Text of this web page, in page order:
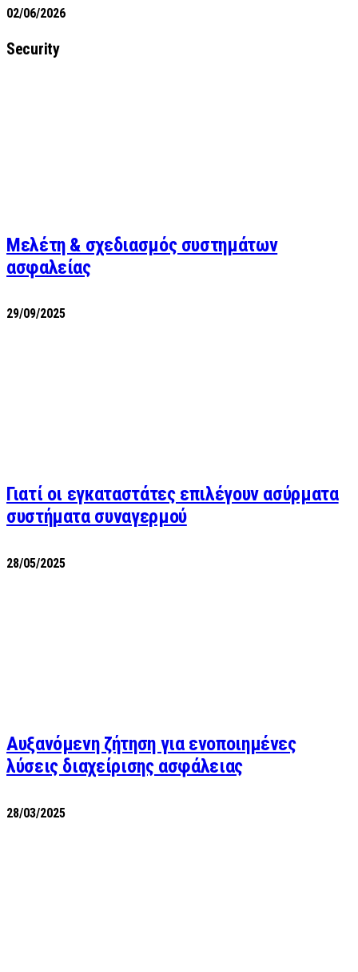
02/06/2026
Security
Μελέτη & σχεδιασμός συστημάτων
ασφαλείας
29/09/2025
Γιατί οι εγκαταστάτες επιλέγουν ασύρματα
συστήματα συναγερμού
28/05/2025
Αυξανόμενη ζήτηση για ενοποιημένες
λύσεις διαχείρισης ασφάλειας
28/03/2025